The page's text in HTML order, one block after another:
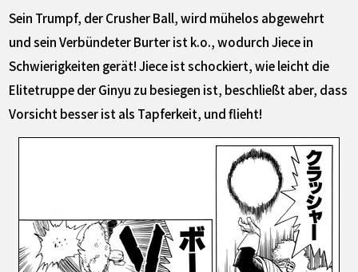
Sein Trumpf, der Crusher Ball, wird mühelos abgewehrt
und sein Verbündeter Burter ist k.o., wodurch Jiece in
Schwierigkeiten gerät! Jiece ist schockiert, wie leicht die
Elitetruppe der Ginyu zu besiegen ist, beschließt aber, dass
Vorsicht besser ist als Tapferkeit, und flieht!